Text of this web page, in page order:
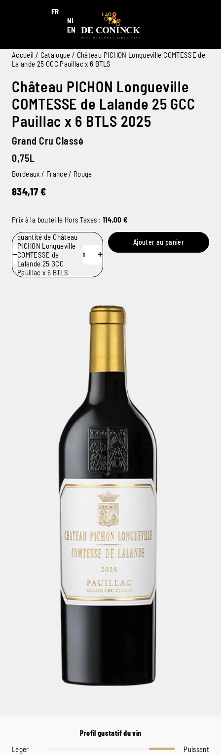
FR
NL
EN
Accueil / Catalogue / Château PICHON Longueville COMTESSE de
Lalande 25 GCC Pauillac x 6 BTLS
Château PICHON Longueville
COMTESSE de Lalande 25 GCC
Pauillac x 6 BTLS 2025
Grand Cru Classé
0,75L
Bordeaux / France / Rouge
834,17 €
Prix à la bouteille Hors Taxes : 114,00€
−
quantité de Château
PICHON Longueville
COMTESSE de
Lalande 25 GCC
Pauillac x 6 BTLS
+
Ajouter au panier
Profil gustatif du vin
Léger
Puissant